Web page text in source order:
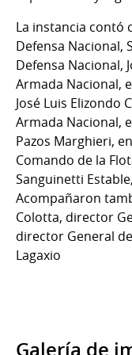
La instancia contó
Defensa Nacional,
Defensa Nacional,
Armada Nacional,
José Luis Elizondo
Armada Nacional,
Pazos Marghieri,
Comando de la
Sanguinetti
Acompañaron
Colotta, director
director General
Lagaxio
Galería de